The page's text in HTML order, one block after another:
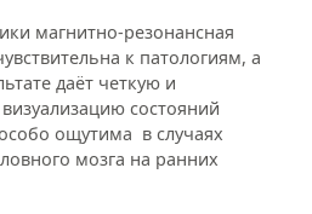
магнитно-резонансная
к патологиям, а
даёт четкую и
состояний
ощутима в случаях
мозга на ранних